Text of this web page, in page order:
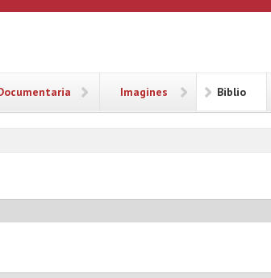
Imagines Biblio